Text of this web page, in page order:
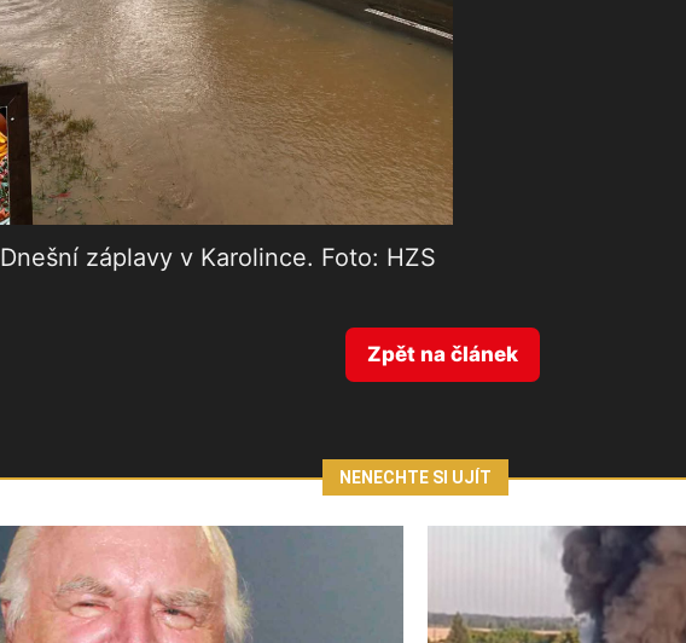
Dnešní záplavy v Karolince. Foto: HZS
Zpět na článek
NENECHTE SI UJÍT